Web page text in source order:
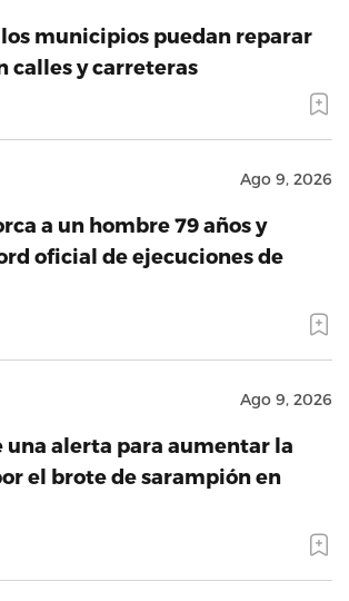
los municipios puedan reparar
calles y carreteras
Ago 9, 2026
a un hombre 79 años y
oficial de ejecuciones de
Ago 9, 2026
una alerta para aumentar la
el brote de sarampión en